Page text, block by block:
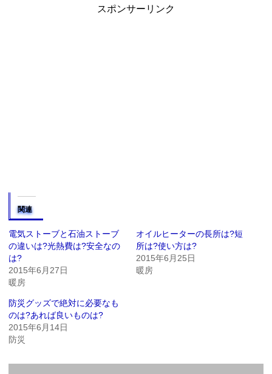
スポンサーリンク
関連
電気ストーブと石油ストーブ
の違いは?光熱費は?安全なの
は?
2015年6月27日
暖房
オイルヒーターの長所は?短
所は?使い方は?
2015年6月25日
暖房
防災グッズで絶対に必要なも
のは?あれば良いものは?
2015年6月14日
防災